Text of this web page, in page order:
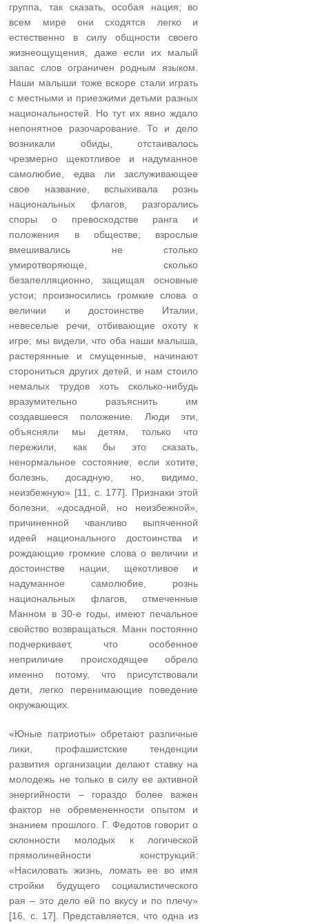
группа, так сказать, особая нация; во
всем мире они сходятся легко и
естественно в силу общности своего
жизнеощущения, даже если их малый
запас слов ограничен родным языком.
Наши малыши тоже вскоре стали играть
с местными и приезжими детьми разных
национальностей. Но тут их явно ждало
непонятное разочарование. То и дело
возникали обиды, отстаивалось
чрезмерно щекотливое и надуманное
самолюбие, едва ли заслуживающее
свое название, вспыхивала рознь
национальных флагов, разгорались
споры о превосходстве ранга и
положения в обществе; взрослые
вмешивались не столько
умиротворяюще, сколько
безапелляционно, защищая основные
устои; произносились громкие слова о
величии и достоинстве Италии,
невеселые речи, отбивающие охоту к
игре; мы видели, что оба наши малыша,
растерянные и смущенные, начинают
сторониться других детей, и нам стоило
немалых трудов хоть сколько-нибудь
вразумительно разъяснить им
создавшееся положение. Люди эти,
объясняли мы детям, только что
пережили, как бы это сказать,
ненормальное состояние, если хотите,
болезнь, досадную, но, видимо,
неизбежную» [11, с. 177]. Признаки этой
болезни, «досадной, но неизбежной»,
причиненной чванливо выпяченной
идеей национального достоинства и
рождающие громкие слова о величии и
достоинстве нации, щекотливое и
надуманное самолюбие, рознь
национальных флагов, отмеченные
Манном в 30-е годы, имеют печальное
свойство возвращаться. Манн постоянно
подчеркивает, что особенное
неприличие происходящее обрело
именно потому, что присутствовали
дети, легко перенимающие поведение
окружающих.
«Юные патриоты» обретают различные
лики, профашистские тенденции
развития организации делают ставку на
молодежь не только в силу ее активной
энергийности – гораздо более важен
фактор не обремененности опытом и
знанием прошлого. Г. Федотов говорит о
склонности молодых к логической
прямолинейности конструкций:
«Насиловать жизнь, ломать ее во имя
строй­ки будущего социалистического
рая – это дело ей по вкусу и по плечу»
[16, с. 17]. Представляется, что одна из